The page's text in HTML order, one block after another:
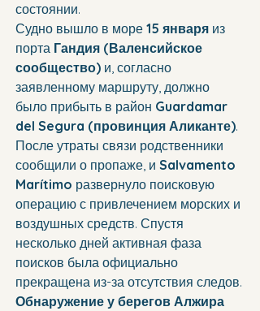
состоянии.
Судно вышло в море 15 января из
порта Гандия (Валенсийское
сообщество) и, согласно
заявленному маршруту, должно
было прибыть в район Guardamar
del Segura (провинция Аликанте).
После утраты связи родственники
сообщили о пропаже, и Salvamento
Marítimo развернуло поисковую
операцию с привлечением морских и
воздушных средств. Спустя
несколько дней активная фаза
поисков была официально
прекращена из-за отсутствия следов.
Обнаружение у берегов Алжира